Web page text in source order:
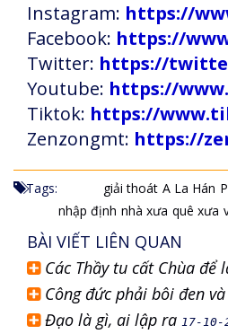
Instagram: https://
Facebook: https://
Twitter: https://
Youtube: https://
Tiktok: https://
Zenzongmt: https://
Tags: giải thoát A La Hán
nhập định nhà xưa quê xưa
BÀI VIẾT LIÊN QUAN
Các Thầy tu cất Chùa để
Công đức phải bôi đen
Đạo là gì, ai lập ra 17-10-